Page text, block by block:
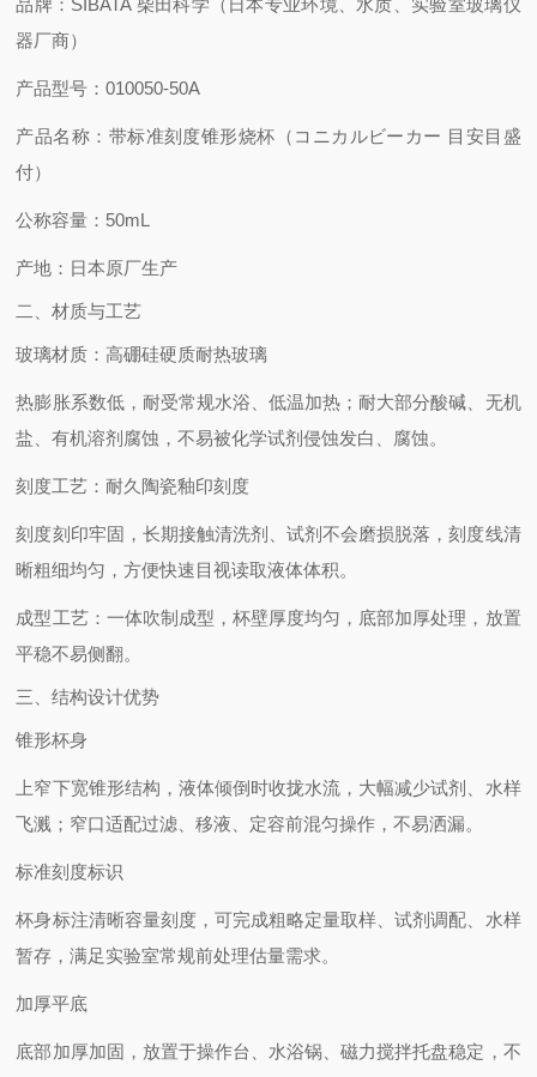
品牌 ：SIBATA 柴田科学（日本专业环境、水质、实验室玻璃仪
器厂商）
产品型号 ：010050-50A
产品名称 ：带标准刻度锥形烧杯（コニカルビーカー 目安目盛
付）
公称容量 ：50mL
产地 ：日本原厂生产
二、材质与工艺
玻璃材质 ：高硼硅硬质耐热玻璃
热膨胀系数低，耐受常规水浴、低温加热；耐大部分酸碱、无机
盐、有机溶剂腐蚀，不易被化学试剂侵蚀发白、腐蚀。
刻度工艺 ：耐久陶瓷釉印刻度
刻度刻印牢固，长期接触清洗剂、试剂不会磨损脱落，刻度线清
晰粗细均匀，方便快速目视读取液体体积。
成型工艺：一体吹制成型，杯壁厚度均匀，底部加厚处理，放置
平稳不易侧翻。
三、结构设计优势
锥形杯身
上窄下宽锥形结构，液体倾倒时收拢水流，大幅减少试剂、水样
飞溅；窄口适配过滤、移液、定容前混匀操作，不易洒漏。
标准刻度标识
杯身标注清晰容量刻度，可完成粗略定量取样、试剂调配、水样
暂存，满足实验室常规前处理估量需求。
加厚平底
底部加厚加固，放置于操作台、水浴锅、磁力搅拌托盘稳定，不